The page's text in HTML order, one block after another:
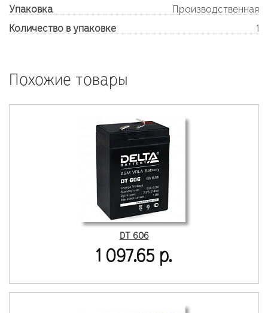
Упаковка
Производственная
Количество в упаковке
1
Похожие товары
DT 606
1 097.65 р.